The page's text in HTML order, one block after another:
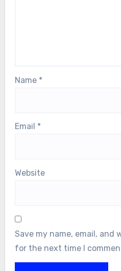
Name *
Email *
Website
Save my name, email, and
for the next time I